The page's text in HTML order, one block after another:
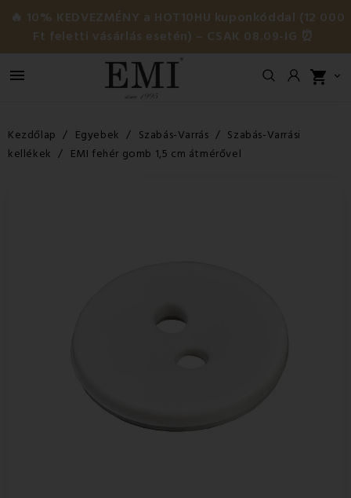
🔥 10% KEDVEZMÉNY a HOT10HU kuponkóddal (12 000
Ft feletti vásárlás esetén) – CSAK 08.09-IG ⏰
 shopping_cart 
Kezdőlap Egyebek Szabás-Varrás
Szabás-Varrási
kellékek
EMI fehér gomb 1,5 cm átmérővel